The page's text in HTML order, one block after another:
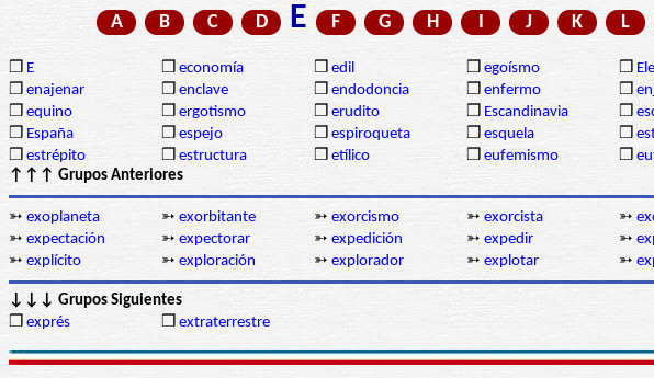
A B C D E F G H I J K L
❒ E ❒ economía ❒ edil ❒ egoísmo ❒
❒ enajenar ❒ enclave ❒ endodoncia ❒ enfermo ❒
❒ equino ❒ ergotismo ❒ erudito ❒ Escandinavia ❒
❒ España ❒ espejo ❒ espiroqueta ❒ esquela ❒
❒ estrépito ❒ estructura ❒ etílico ❒ eufemismo ❒
↑↑↑ Grupos Anteriores
➳ exoplaneta ➳ exorbitante ➳ exorcismo ➳ exorcista ➳
➳ expectación ➳ expectorar ➳ expedición ➳ expedir ➳
➳ explícito ➳ exploración ➳ explorador ➳ explotar ➳
↓↓↓ Grupos Siguientes
❒ exprés ❒ extraterrestre